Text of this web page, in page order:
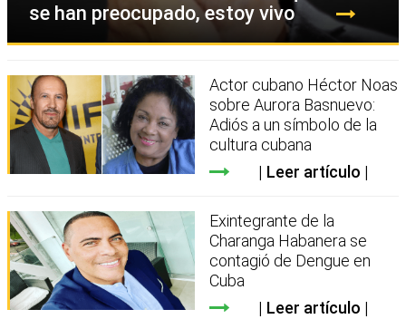
se han preocupado, estoy vivo
Actor cubano Héctor Noas
sobre Aurora Basnuevo:
Adiós a un símbolo de la
cultura cubana
Leer artículo
Exintegrante de la
Charanga Habanera se
contagió de Dengue en
Cuba
Leer artículo